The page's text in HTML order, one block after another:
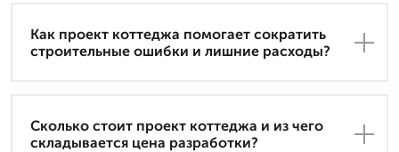
Как проект коттеджа помогает сократить
строительные ошибки и лишние расходы?
Сколько стоит проект коттеджа и из чего
складывается цена разработки?